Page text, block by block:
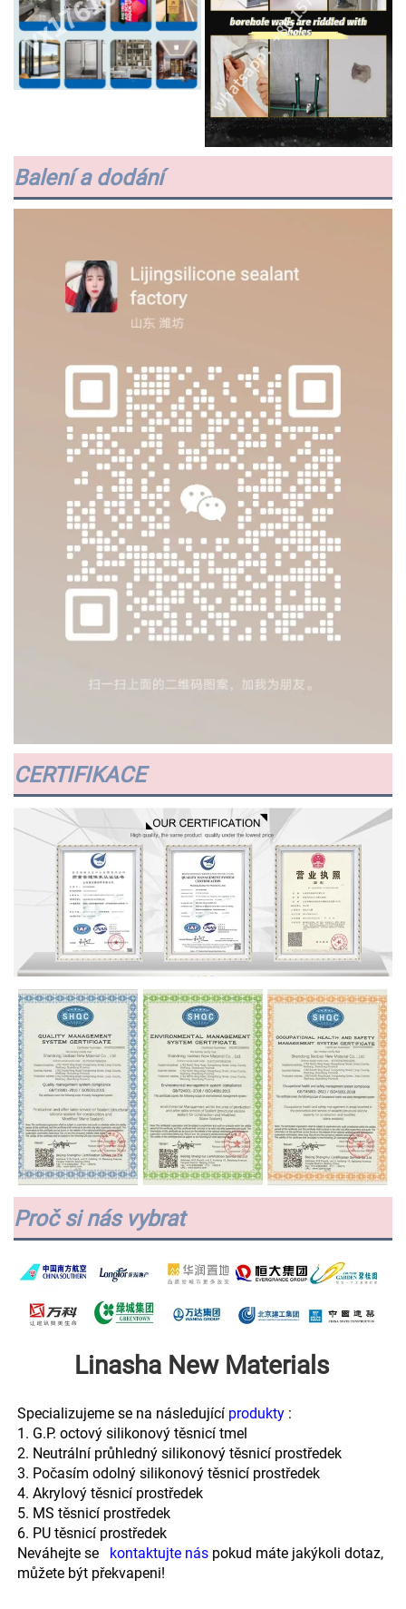
Balení a dodání
CERTIFIKACE
Proč si nás vybrat
Linasha New Materials
Specializujeme se na následující produkty :
1. G.P. octový silikonový těsnicí tmel
2. Neutrální průhledný silikonový těsnicí prostředek
3. Počasím odolný silikonový těsnicí prostředek
4. Akrylový těsnicí prostředek
5. MS těsnicí prostředek
6. PU těsnicí prostředek
Neváhejte se kontaktujte nás pokud máte jakýkoli dotaz,
můžete být překvapeni!